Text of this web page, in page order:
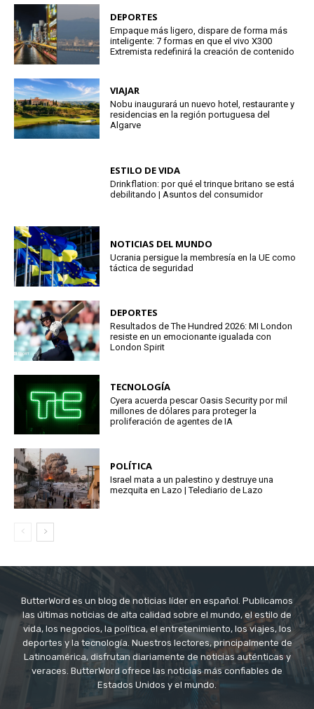
DEPORTES
Empaque más ligero, dispare de forma más
inteligente: 7 formas en que el vivo X300
Extremista redefinirá la creación de contenido
VIAJAR
Nobu inaugurará un nuevo hotel, restaurante y
residencias en la región portuguesa del
Algarve
ESTILO DE VIDA
Drinkflation: por qué el trinque britano se está
debilitando | Asuntos del consumidor
NOTICIAS DEL MUNDO
Ucrania persigue la membresía en la UE como
táctica de seguridad
DEPORTES
Resultados de The Hundred 2026: MI London
resiste en un emocionante igualada con
London Spirit
TECNOLOGÍA
Cyera acuerda pescar Oasis Security por mil
millones de dólares para proteger la
proliferación de agentes de IA
POLÍTICA
Israel mata a un palestino y destruye una
mezquita en Lazo | Telediario de Lazo
ButterWord es un blog de noticias líder en español. Publicamos
las últimas noticias de alta calidad sobre el mundo, el estilo de
vida, los negocios, la política, el entretenimiento, los viajes, los
deportes y la tecnología. Nuestros lectores, principalmente de
Latinoamérica, disfrutan diariamente de noticias auténticas y
veraces. ButterWord ofrece las noticias más confiables de
Estados Unidos y el mundo.